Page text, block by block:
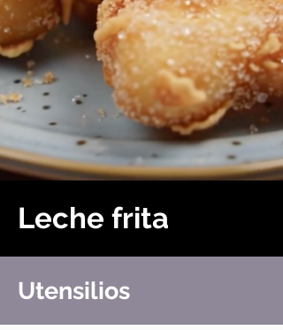
Leche frita
Utensilios